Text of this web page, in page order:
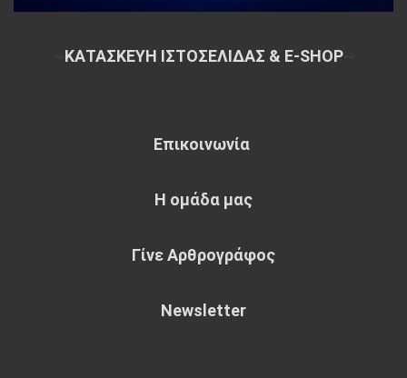
ΚΑΤΑΣΚΕΥΗ ΙΣΤΟΣΕΛΙΔΑΣ & E-SHOP~
Επικοινωνία
Η ομάδα μας
Γίνε Αρθρογράφος
Newsletter